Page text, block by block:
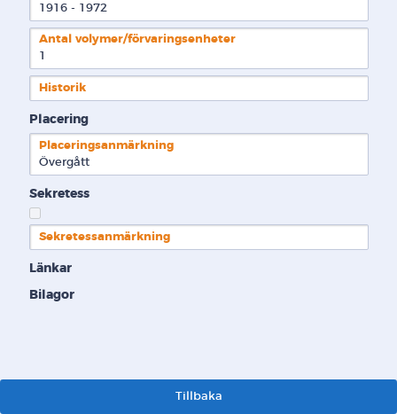
1916 - 1972
Antal volymer/förvaringsenheter
Historik
Placering
Placeringsanmärkning
Övergått
Sekretess
Sekretessanmärkning
Länkar
Bilagor
Tillbaka